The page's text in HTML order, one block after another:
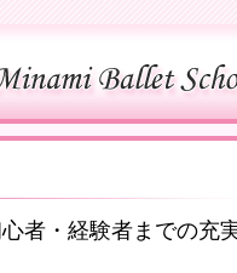
者・経験者までの充